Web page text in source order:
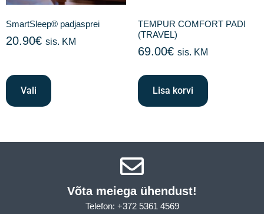
SmartSleep® padjasprei
20.90€ sis. KM
Vali
TEMPUR COMFORT PADI
(TRAVEL)
69.00€ sis. KM
Lisa korvi
Võta meiega ühendust!​
Telefon: +372 5361 4569